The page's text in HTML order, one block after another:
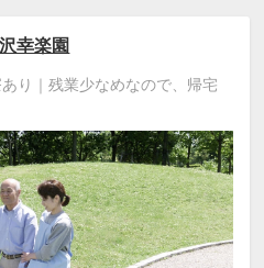
幸楽園
り｜残業少なめなので、帰宅